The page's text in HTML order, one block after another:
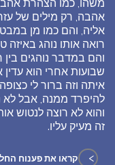
משהו, כמו הצהרת
אהבה, רק מילים של
אליה, והם כמו מן
רואה אותו נוהג באיזה
והם במדבר נוהגים בין
שבועות אחרי הוא
איתה וזה ברור לי
להיפרד ממנה, אבל לא
והוא לא רוצה לנטוש
זה מעיק עליו.
> קראו את פענוח